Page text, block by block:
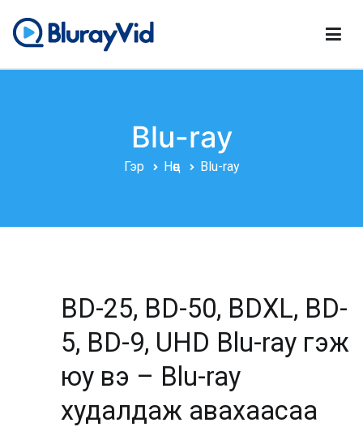
руу
BlurayVid
Blu-ray
Гэр Нөөц Blu-ray
BD-25, BD-50, BDXL, BD-
5, BD-9, UHD Blu-ray гэж
юу вэ – Blu-ray
худалдаж авахаасаа